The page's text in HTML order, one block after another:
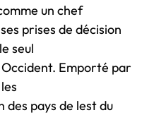
un chef
prises de décision
seul
Emporté par
pays de lest du